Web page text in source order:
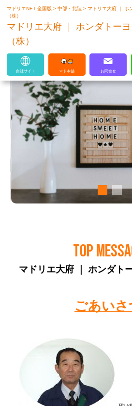
マドリエはLIXILの厳しい基
マドリエNET 全国版>中部・北陸>マドリエ大府 ｜ ホ
（株）
マドリエ大府 ｜ ホンダトー
（株）
自社サイト マド本舗 お問合せ
TOP
マドリエ大府 ｜ ホンダト
ごあいさ